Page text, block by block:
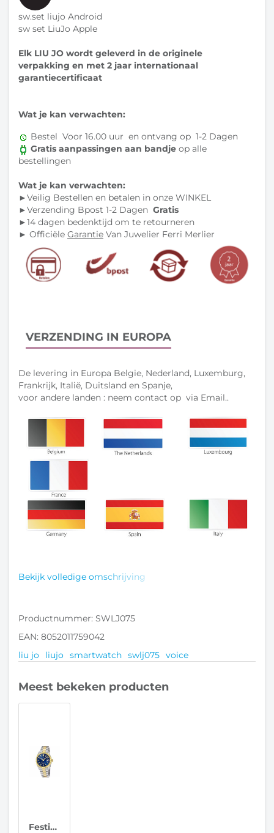
sw.set liujo Android
sw set LiuJo Apple
Elk LIU JO wordt geleverd in de originele
verpakking en met 2 jaar internationaal
garantiecertificaat
Wat je kan verwachten:
Bestel Voor 16.00 uur en ontvang op 1-2 Dagen
Gratis aanpassingen aan bandje op alle
bestellingen
Wat je kan verwachten:
►Veilig Bestellen en betalen in onze WINKEL
►Verzending Bpost 1-2 Dagen Gratis
►14 dagen bedenktijd om te retourneren
► Officiële Garantie Van Juwelier Ferri Merlier
VERZENDING IN EUROPA
De levering in Europa Belgie, Nederland, Luxemburg,
Frankrijk, Italië, Duitsland en Spanje,
voor andere landen : neem contact op via Email..
Bekijk volledige omschrijving
Productnummer: SWLJ075
EAN: 8052011759042
liu jo
liujo smartwatch swlj075 voice
Meest bekeken producten
Festina Herenhorloge F20085/B Classic Steel Swiss Made